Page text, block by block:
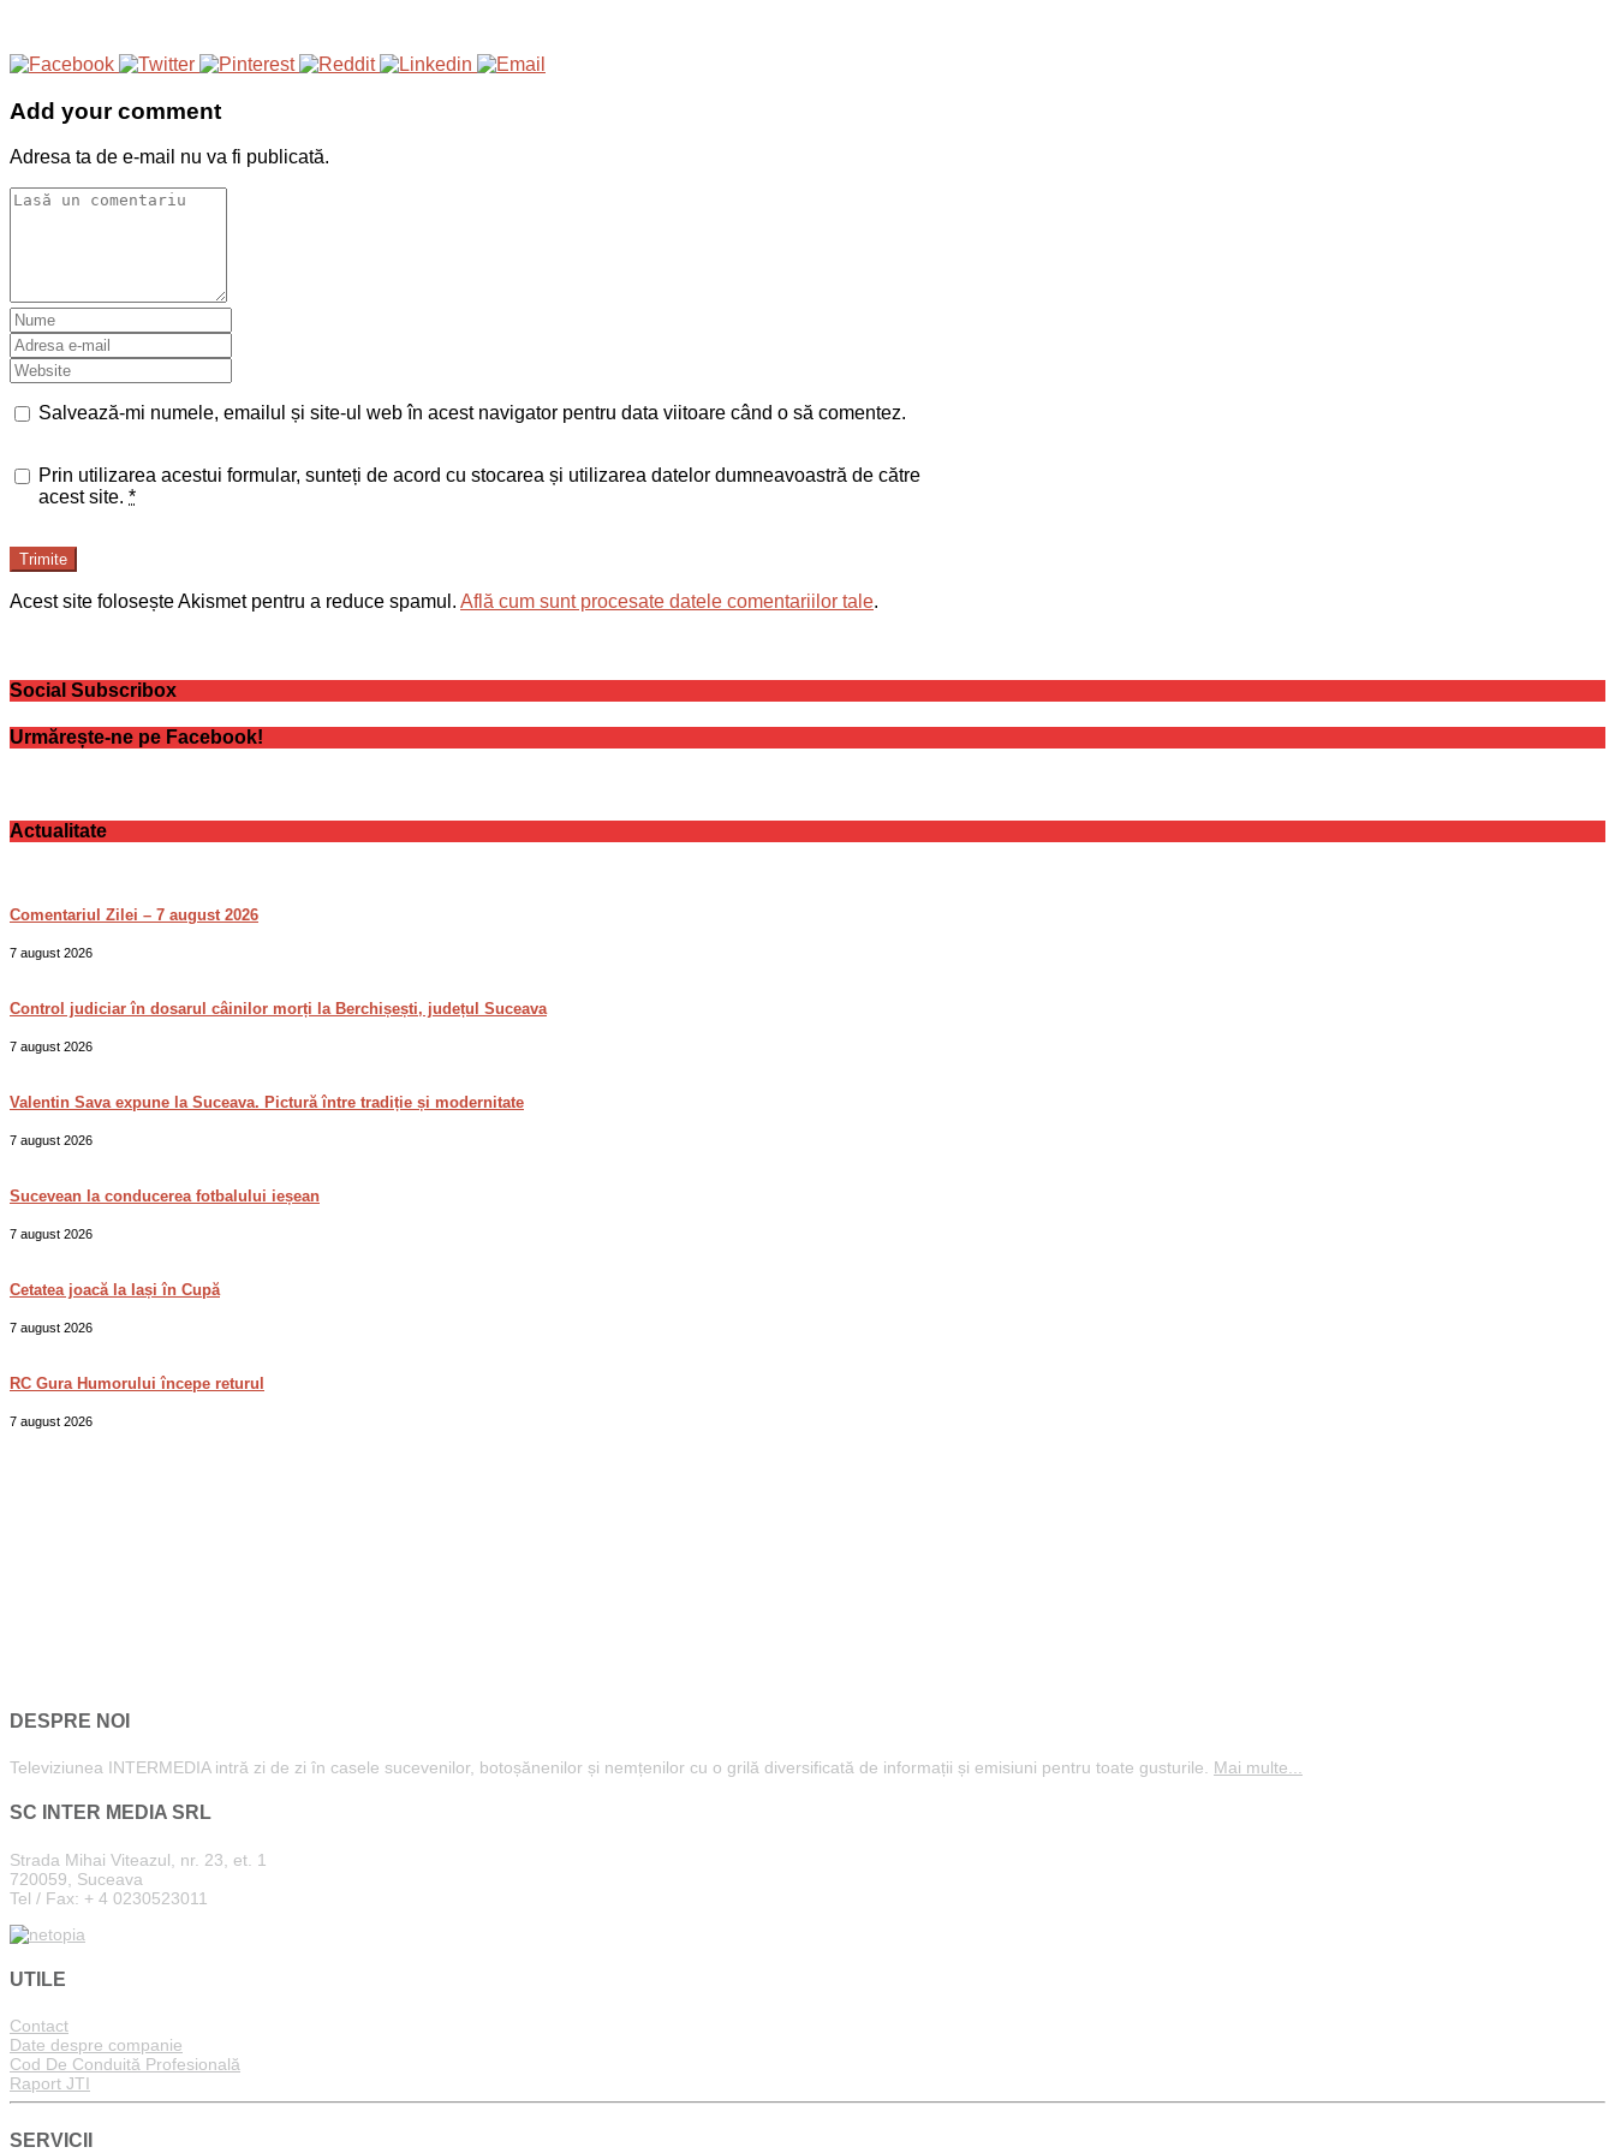
Add your comment
Adresa ta de e-mail nu va fi publicată.
Salvează-mi numele, emailul și site-ul web în acest navigator pentru data viitoare când o să comentez.
Prin utilizarea acestui formular, sunteți de acord cu stocarea și utilizarea datelor dumneavoastră de către
acest site. *
Trimite
Acest site folosește Akismet pentru a reduce spamul. Află cum sunt procesate datele comentariilor tale.
Social Subscribox
Urmărește-ne pe Facebook!
Actualitate
Comentariul Zilei – 7 august 2026
7 august 2026
Control judiciar în dosarul câinilor morți la Berchișești, județul Suceava
7 august 2026
Valentin Sava expune la Suceava. Pictură între tradiție și modernitate
7 august 2026
Sucevean la conducerea fotbalului ieșean
7 august 2026
Cetatea joacă la Iași în Cupă
7 august 2026
RC Gura Humorului începe returul
7 august 2026
DESPRE NOI
Televiziunea INTERMEDIA intră zi de zi în casele sucevenilor, botoșănenilor și nemțenilor cu o grilă diversificată de informații și emisiuni pentru toate gusturile. Mai multe...
SC INTER MEDIA SRL
Strada Mihai Viteazul, nr. 23, et. 1
720059, Suceava
Tel / Fax: + 4 0230523011
UTILE
Contact
Date despre companie
Cod De Conduită Profesională
Raport JTI
SERVICII